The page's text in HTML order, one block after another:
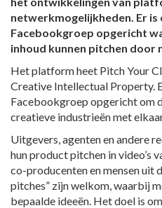
netwerkmogelijkheden. Er is
Facebookgroep opgericht
inhoud kunnen pitchen door
Het platform heet Pitch Your
Creative Intellectual Property.
Facebookgroep opgericht om
creatieve industrieën met
Uitgevers, agenten en andere
hun product pitchen in video’s
co-producenten en mensen uit
pitches” zijn welkom, waarbij
bepaalde ideeën. Het doel is